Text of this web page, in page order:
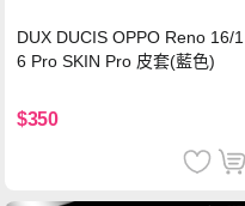
DUX DUCIS OPPO Reno 16/1
6 Pro SKIN Pro 皮套(藍色)
$350